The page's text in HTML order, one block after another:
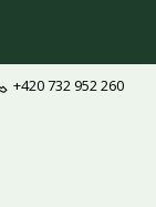
+420 732 952 260